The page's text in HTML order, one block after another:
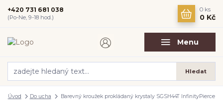
Menu
Hledat
+420 731 681 038
(Po-Ne, 9-18 hod.)
0 ks
0 Kč
Úvod Do ucha Barevný kroužek prokládaný krystaly SGSH44T InfinityPierce